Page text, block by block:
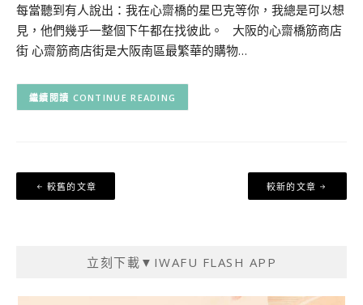
每當聽到有人說出：我在心齋橋的星巴克等你，我總是可以想
見，他們幾乎一整個下午都在找彼此。 大阪的心齋橋筋商店
街 心齋筋商店街是大阪南區最繁華的購物…
CONTINUE READING
章
較舊的文章 較新的文章
立刻下載▼IWAFU FLASH APP